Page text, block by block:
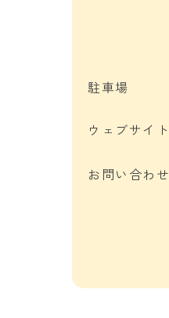
駐車場
ウェブサイト
お問い合わせ